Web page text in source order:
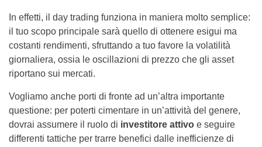
In effetti, il day trading funziona in maniera molto semplice:
il tuo scopo principale sarà quello di ottenere esigui ma
costanti rendimenti, sfruttando a tuo favore la volatilità
giornaliera, ossia le oscillazioni di prezzo che gli asset
riportano sui mercati.
Vogliamo anche porti di fronte ad un’altra importante
questione: per poterti cimentare in un’attività del genere,
dovrai assumere il ruolo di investitore attivo e seguire
differenti tattiche per trarre benefici dalle inefficienze di